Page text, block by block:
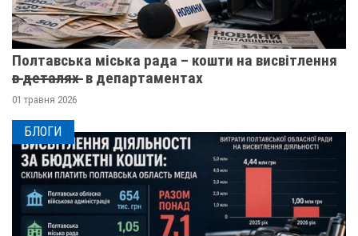
Полтавська міська рада – кошти на висвітлення
в̶ ̶д̶е̶т̶а̶л̶я̶х̶ ̶ в департаментах
01 травня 2026
БЛОГИ